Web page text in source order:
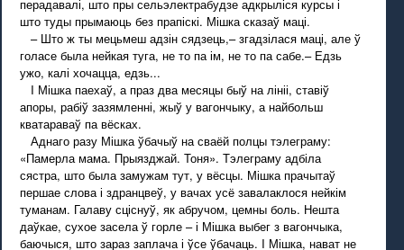
перадавалі, што пры сельэлектрабудзе адкрыліся курсы і
што туды прымаюць без прапіскі. Мішка сказаў маці.
– Што ж ты мецьмеш адзін сядзець,– згадзілася маці, але ў
голасе была нейкая туга, не то па ім, не то па сабе.– Едзь
ужо, калі хочацца, едзь...
I Мішка паехаў, а праз два месяцы быў на лініі, ставіў
апоры, рабіў зазямленні, жыў у вагончыку, а найбольш
кватараваў па вёсках.
Аднаго разу Мішка ўбачыў на сваёй полцы тэлеграму:
«Памерла мама. Прыязджай. Тоня». Тэлеграму адбіла
сястра, што была замужам тут, у вёсцы. Мішка прачытаў
першае слова і здранцвеў, у вачах усё завалаклося нейкім
туманам. Галаву сціснуў, як абручом, цемны боль. Нешта
даўкае, сухое засела ў горле – і Мішка выбег з вагончыка,
баючыся, што зараз заплача і ўсе ўбачаць. I Мішка, нават не